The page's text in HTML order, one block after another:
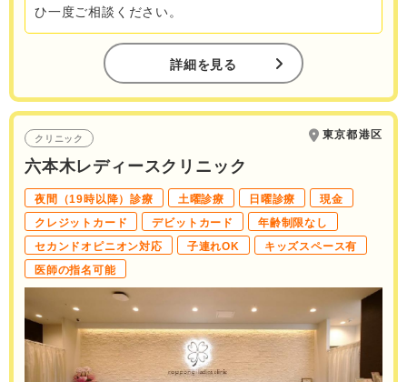
ひ一度ご相談ください。
詳細を見る
クリニック 東京都港区
六本木レディースクリニック
夜間（19時以降）診療 土曜診療 日曜診療
現金
クレジットカード
デビットカード
年齢制限なし
セカンドオピニオン対応
子連れOK
キッズスペース有
医師の指名可能